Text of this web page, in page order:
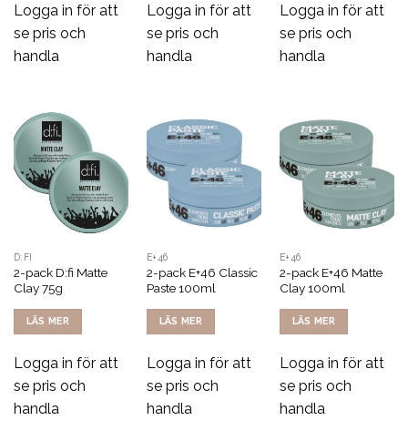
Logga in för att
se pris och
handla
Logga in för att
se pris och
handla
Logga in för att
se pris och
handla
D:FI
2-pack D:fi Matte
Clay 75g
LÄS MER
Logga in för att
se pris och
handla
E+46
2-pack E+46 Classic
Paste 100ml
LÄS MER
Logga in för att
se pris och
handla
E+46
2-pack E+46 Matte
Clay 100ml
LÄS MER
Logga in för att
se pris och
handla